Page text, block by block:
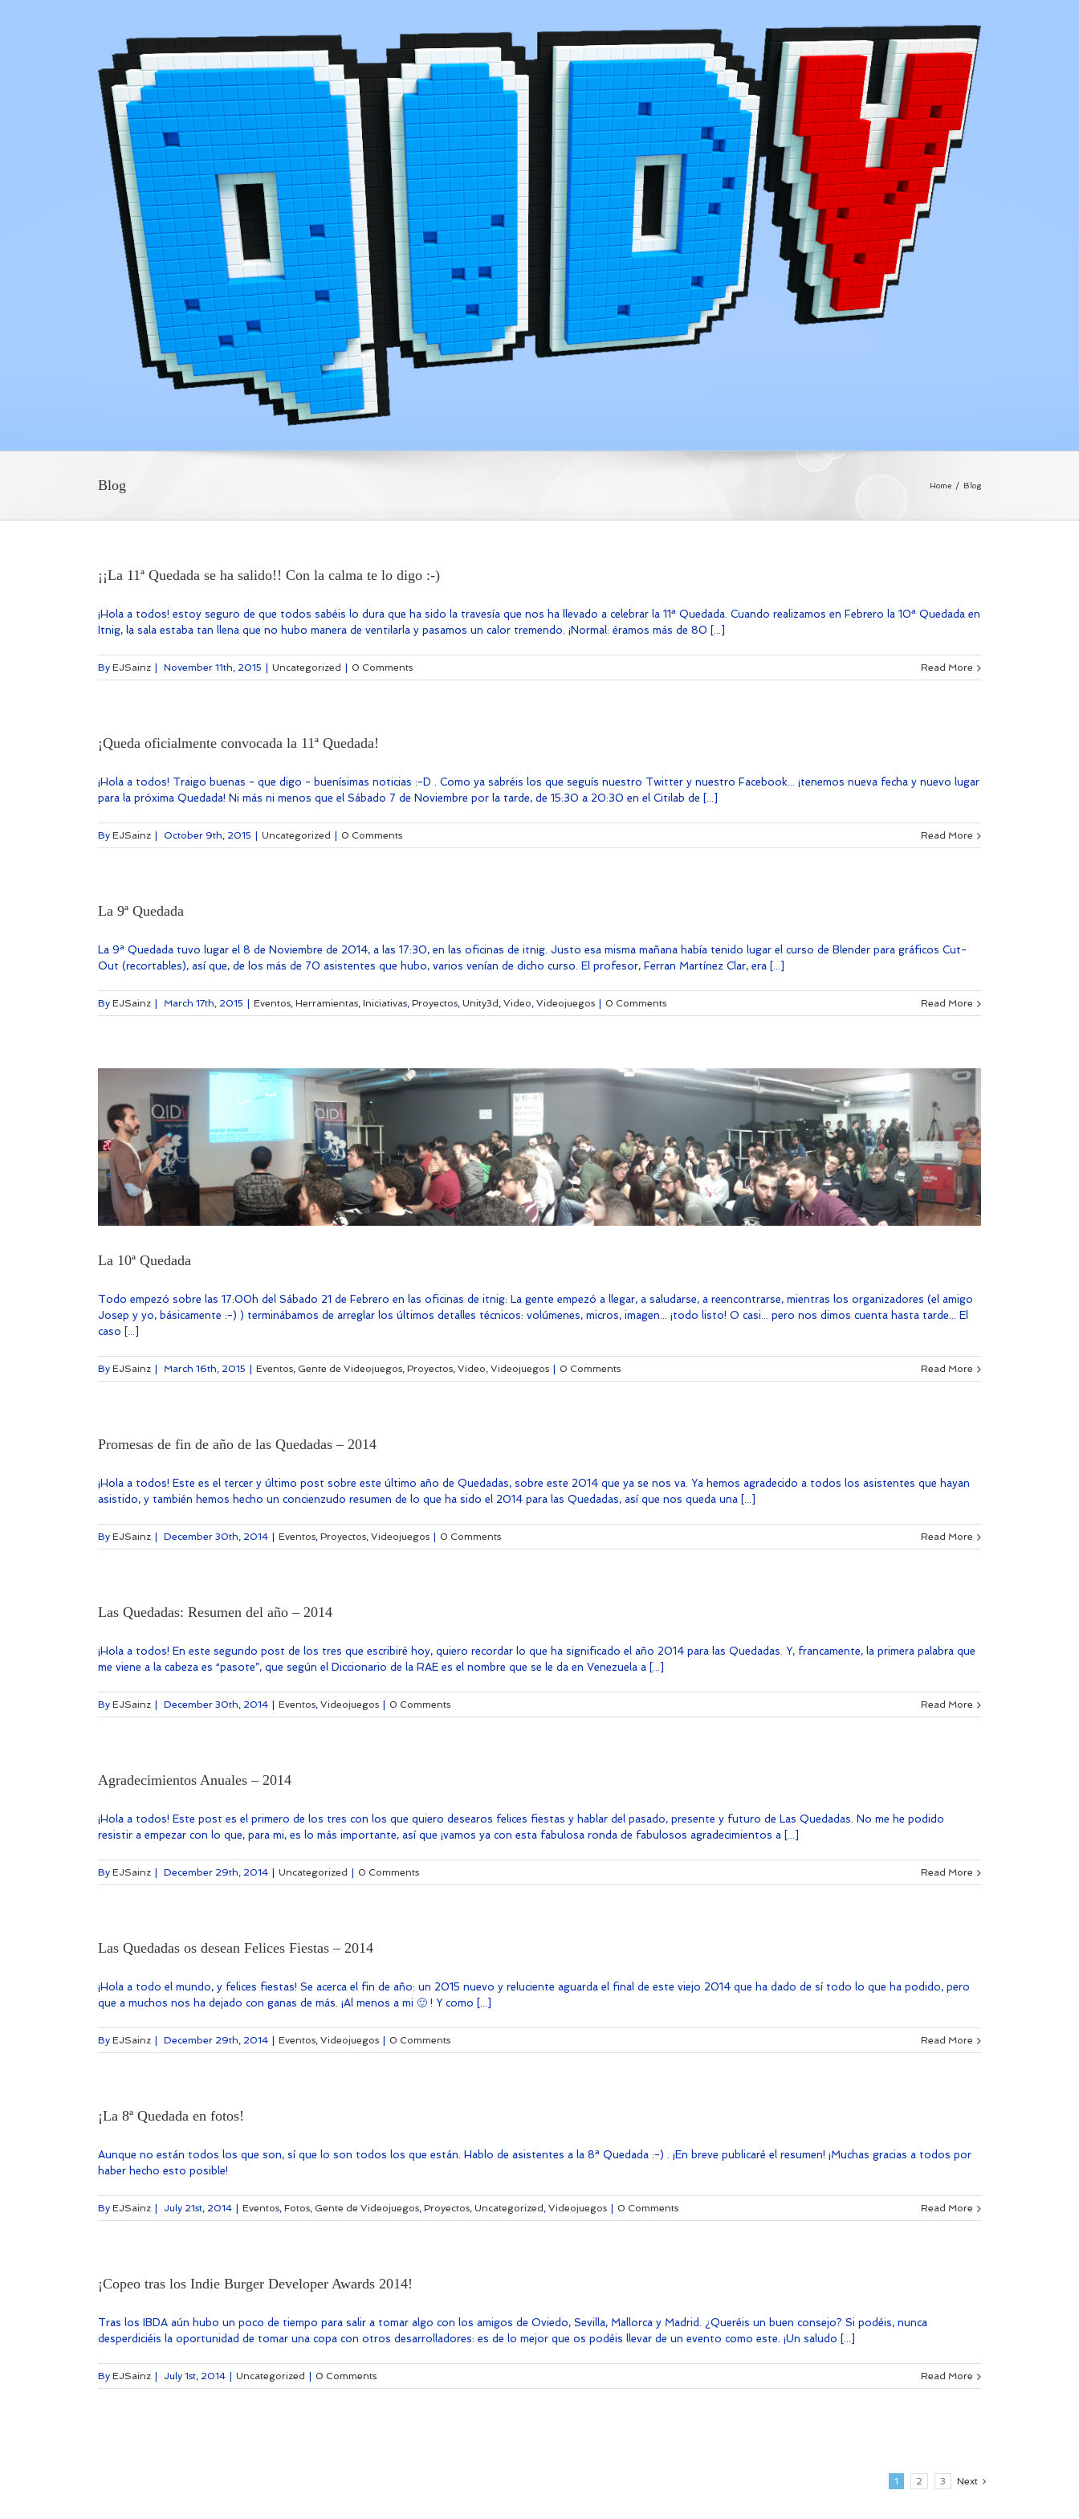
Blog Home / Blog
¡¡La 11ª Quedada se ha salido!! Con la calma te lo digo :-)
¡Hola a todos! estoy seguro de que todos sabéis lo dura que ha sido la travesía que nos ha llevado a celebrar la 11ª Quedada. Cuando realizamos en Febrero la 10ª Quedada en
Itnig, la sala estaba tan llena que no hubo manera de ventilarla y pasamos un calor tremendo. ¡Normal: éramos más de 80 [...]
By EJSainz November 11th, 2015 Uncategorized 0 Comments Read More
¡Queda oficialmente convocada la 11ª Quedada!
¡Hola a todos! Traigo buenas - que digo - buenísimas noticias :-D . Como ya sabréis los que seguís nuestro Twitter y nuestro Facebook... ¡tenemos nueva fecha y nuevo lugar
para la próxima Quedada! Ni más ni menos que el Sábado 7 de Noviembre por la tarde, de 15:30 a 20:30 en el Citilab de [...]
By EJSainz October 9th, 2015 Uncategorized 0 Comments Read More
La 9ª Quedada
La 9ª Quedada tuvo lugar el 8 de Noviembre de 2014, a las 17:30, en las oficinas de itnig. Justo esa misma mañana había tenido lugar el curso de Blender para gráficos Cut-
Out (recortables), así que, de los más de 70 asistentes que hubo, varios venían de dicho curso. El profesor, Ferran Martínez Clar, era [...]
By EJSainz March 17th, 2015 Eventos, Herramientas, Iniciativas, Proyectos, Unity3d , Video, Videojuegos 0 Comments Read More
La 10ª Quedada
Todo empezó sobre las 17:00h del Sábado 21 de Febrero en las oficinas de itnig: La gente empezó a llegar, a saludarse, a reencontrarse, mientras los organizadores (el amigo
Josep y yo, básicamente :-) ) terminábamos de arreglar los últimos detalles técnicos: volúmenes, micros, imagen... ¡todo listo! O casi... pero nos dimos cuenta hasta tarde... El
caso [...]
By EJSainz March 16th, 2015 Eventos, Gente de Videojuegos, Proyectos, Video, Videojuegos 0 Comments Read More
Promesas de fin de año de las Quedadas – 2014
¡Hola a todos! Este es el tercer y último post sobre este último año de Quedadas, sobre este 2014 que ya se nos va. Ya hemos agradecido a todos los asistentes que hayan
asistido, y también hemos hecho un concienzudo resumen de lo que ha sido el 2014 para las Quedadas, así que nos queda una [...]
By EJSainz December 30th, 2014 Eventos, Proyectos, Videojuegos 0 Comments Read More
Las Quedadas: Resumen del año – 2014
¡Hola a todos! En este segundo post de los tres que escribiré hoy, quiero recordar lo que ha significado el año 2014 para las Quedadas. Y, francamente, la primera palabra que
me viene a la cabeza es “pasote”, que según el Diccionario de la RAE es el nombre que se le da en Venezuela a [...]
By EJSainz December 30th, 2014 Eventos, Videojuegos 0 Comments Read More
Agradecimientos Anuales – 2014
¡Hola a todos! Este post es el primero de los tres con los que quiero desearos felices fiestas y hablar del pasado, presente y futuro de Las Quedadas. No me he podido
resistir a empezar con lo que, para mi, es lo más importante, así que ¡vamos ya con esta fabulosa ronda de fabulosos agradecimientos a [...]
By EJSainz December 29th, 2014 Uncategorized 0 Comments Read More
Las Quedadas os desean Felices Fiestas – 2014
¡Hola a todo el mundo, y felices fiestas! Se acerca el fin de año: un 2015 nuevo y reluciente aguarda el final de este viejo 2014 que ha dado de sí todo lo que ha podido, pero
que a muchos nos ha dejado con ganas de más. ¡Al menos a mi 🙂 ! Y como [...]
By EJSainz December 29th, 2014 Eventos, Videojuegos 0 Comments Read More
¡La 8ª Quedada en fotos!
Aunque no están todos los que son, sí que lo son todos los que están. Hablo de asistentes a la 8ª Quedada :-) . ¡En breve publicaré el resumen! ¡Muchas gracias a todos por
haber hecho esto posible!
By EJSainz July 21st, 2014 Eventos, Fotos, Gente de Videojuegos, Proyectos, Uncategorized , Videojuegos 0 Comments Read More
¡Copeo tras los Indie Burger Developer Awards 2014!
Tras los IBDA aún hubo un poco de tiempo para salir a tomar algo con los amigos de Oviedo, Sevilla, Mallorca y Madrid. ¿Queréis un buen consejo? Si podéis, nunca
desperdiciéis la oportunidad de tomar una copa con otros desarrolladores: es de lo mejor que os podéis llevar de un evento como este. ¡Un saludo [...]
By EJSainz July 1st, 2014 Uncategorized 0 Comments Read More
1 2 3 Next